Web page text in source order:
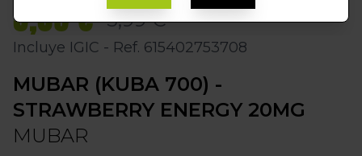
5,09 € 5,99 €
Incluye IGIC - Ref. 615402753708
MUBAR (KUBA 700) -
STRAWBERRY ENERGY 20MG
MUBAR